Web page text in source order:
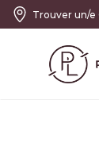
Trouver un/e